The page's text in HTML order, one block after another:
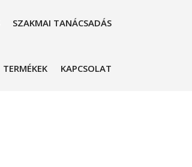
SZAKMAI TANÁCSADÁS
TERMÉKEK KAPCSOLAT